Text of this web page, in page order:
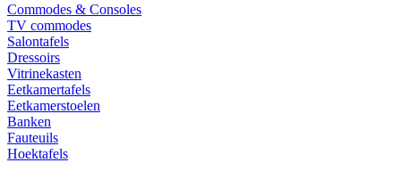
Commodes & Consoles
TV commodes
Salontafels
Dressoirs
Vitrinekasten
Eetkamertafels
Eetkamerstoelen
Banken
Fauteuils
Hoektafels